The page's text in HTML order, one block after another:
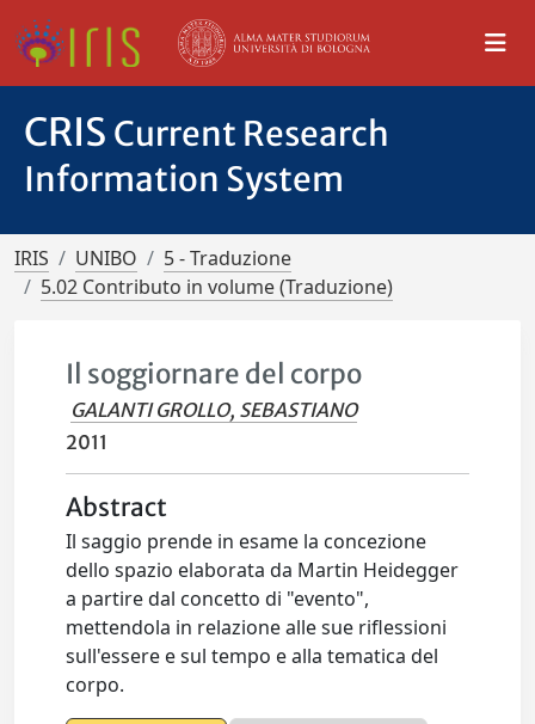
CRIS Current Research
Information System
IRIS UNIBO
5 - Traduzione
5.02 Contributo in volume (Traduzione)
Il soggiornare del corpo
GALANTI GROLLO, SEBASTIANO
2011
Abstract
Il saggio prende in esame la concezione
dello spazio elaborata da Martin Heidegger
a partire dal concetto di "evento",
mettendola in relazione alle sue riflessioni
sull'essere e sul tempo e alla tematica del
corpo.